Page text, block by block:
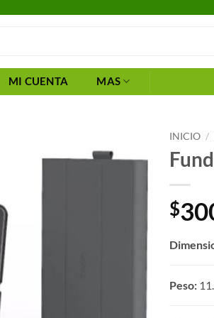
MI CUENTA MAS
INICIO /
$
Peso: